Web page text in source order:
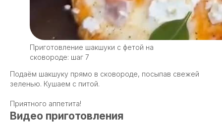
Приготовление шакшуки с фетой на
сковороде: шаг 7
Подаём шакшуку прямо в сковороде, посыпав свежей
зеленью. Кушаем с питой.
Приятного аппетита!
Видео приготовления